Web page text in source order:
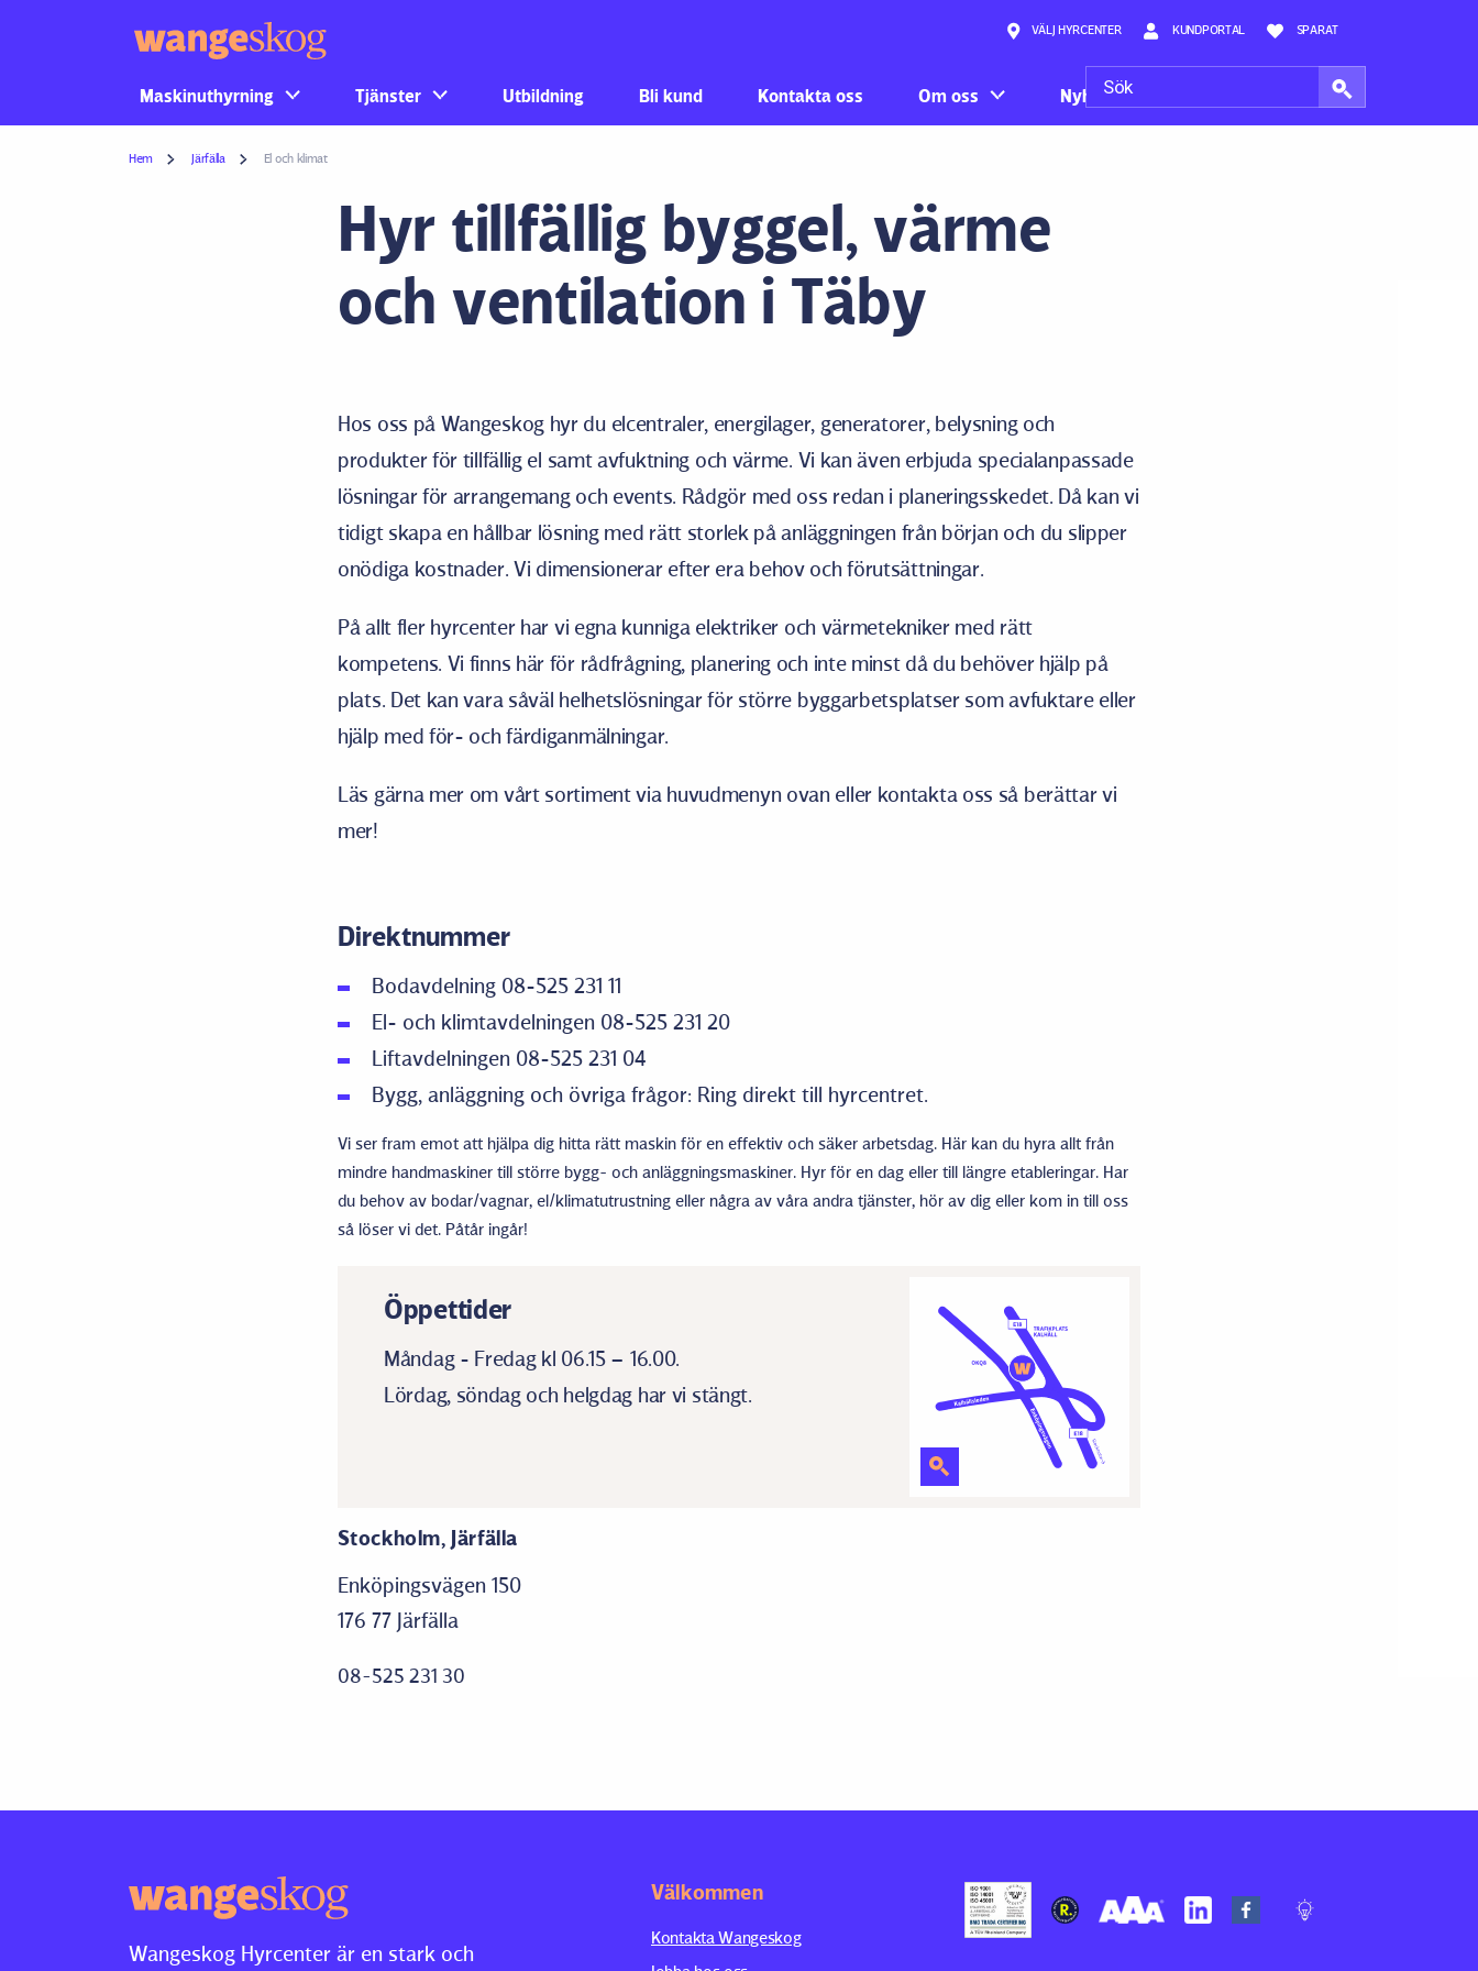
VÄLJ HYRCENTER KUNDPORTAL SPARAT
Maskinuthyrning Tjänster Utbildning Bli kund Kontakta oss Om oss Nyheter
Hem Järfälla El och klimat
Hyr tillfällig byggel, värme
och ventilation i Täby
Hos oss på Wangeskog hyr du elcentraler, energilager, generatorer, belysning och
produkter för tillfällig el samt avfuktning och värme. Vi kan även erbjuda specialanpassade
lösningar för arrangemang och events. Rådgör med oss redan i planeringsskedet. Då kan vi
tidigt skapa en hållbar lösning med rätt storlek på anläggningen från början och du slipper
onödiga kostnader. Vi dimensionerar efter era behov och förutsättningar.
På allt fler hyrcenter har vi egna kunniga elektriker och värmetekniker med rätt
kompetens. Vi finns här för rådfrågning, planering och inte minst då du behöver hjälp på
plats. Det kan vara såväl helhetslösningar för större byggarbetsplatser som avfuktare eller
hjälp med för- och färdiganmälningar.
Läs gärna mer om vårt sortiment via huvudmenyn ovan eller kontakta oss så berättar vi
mer!
Direktnummer
Bodavdelning 08-525 231 11
El- och klimtavdelningen 08-525 231 20
Liftavdelningen 08-525 231 04
Bygg, anläggning och övriga frågor: Ring direkt till hyrcentret.
Vi ser fram emot att hjälpa dig hitta rätt maskin för en effektiv och säker arbetsdag. Här kan du hyra allt från
mindre handmaskiner till större bygg- och anläggningsmaskiner. Hyr för en dag eller till längre etableringar. Har
du behov av bodar/vagnar, el/klimatutrustning eller några av våra andra tjänster, hör av dig eller kom in till oss
så löser vi det. Påtår ingår!
Öppettider
Måndag - Fredag kl 06.15 – 16.00.
Lördag, söndag och helgdag har vi stängt.
Stockholm, Järfälla
Enköpingsvägen 150
176 77 Järfälla
08-525 231 30
Wangeskog Hyrcenter är en stark och
Välkommen
Kontakta Wangeskog